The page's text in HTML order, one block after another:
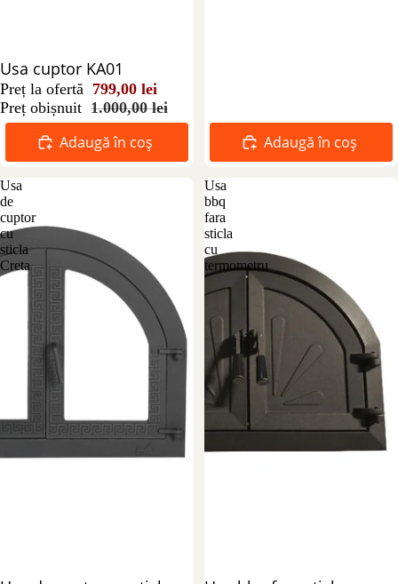
Reducere 20%
Usa cuptor KA01
Preț la ofertă 799,00 lei
Preț obișnuit 1.000,00 lei
Adaugă în coș Adaugă în coș
Usa
de
cuptor
cu
sticla
Creta
Usa
bbq
fara
sticla
cu
termometru